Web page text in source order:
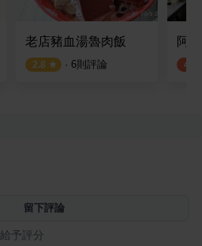
老店豬血湯魯肉飯
2.8 · 6則評論
阿
4.0
留下評論
給予評分